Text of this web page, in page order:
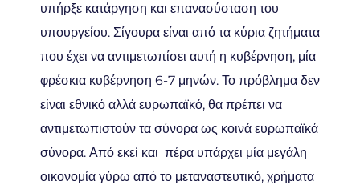
υπήρξε κατάργηση και επανασύσταση του
υπουργείου. Σίγουρα είναι από τα κύρια ζητήματα
που έχει να αντιμετωπίσει αυτή η κυβέρνηση, μία
φρέσκια κυβέρνηση 6-7 μηνών. Το πρόβλημα δεν
είναι εθνικό αλλά ευρωπαϊκό, θα πρέπει να
αντιμετωπιστούν τα σύνορα ως κοινά ευρωπαϊκά
σύνορα. Από εκεί και πέρα υπάρχει μία μεγάλη
οικονομία γύρω από το μεταναστευτικό, χρήματα